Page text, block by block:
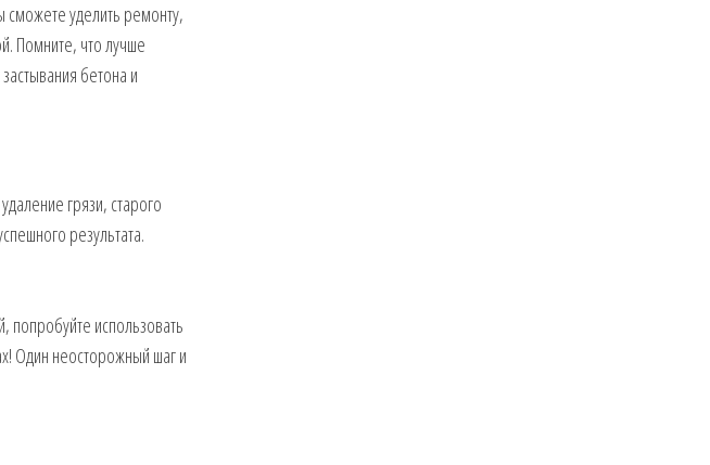
сможете уделить ремонту,
Помните, что лучше
бетона и
грязи, старого
результата.
попробуйте использовать
Один неосторожный шаг и